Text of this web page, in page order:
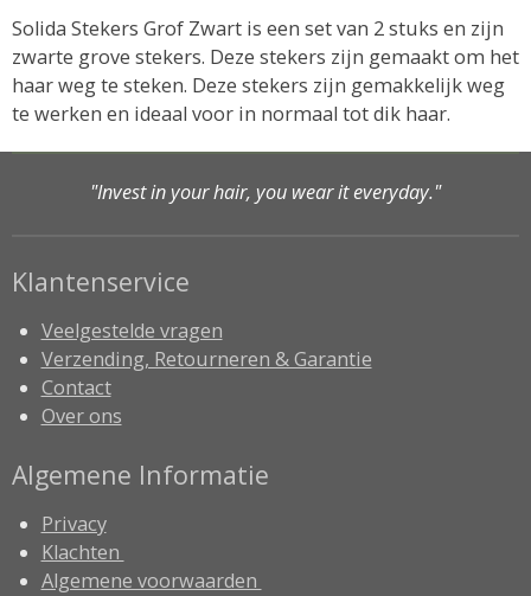
Solida Stekers Grof Zwart is een set van 2 stuks en zijn
zwarte grove stekers. Deze stekers zijn gemaakt om het
haar weg te steken. Deze stekers zijn gemakkelijk weg
te werken en ideaal voor in normaal tot dik haar.
"Invest in your hair, you wear it everyday."
Klantenservice
Veelgestelde vragen
Verzending, Retourneren & Garantie
Contact
Over ons
Algemene Informatie
Privacy
Klachten
Algemene voorwaarden